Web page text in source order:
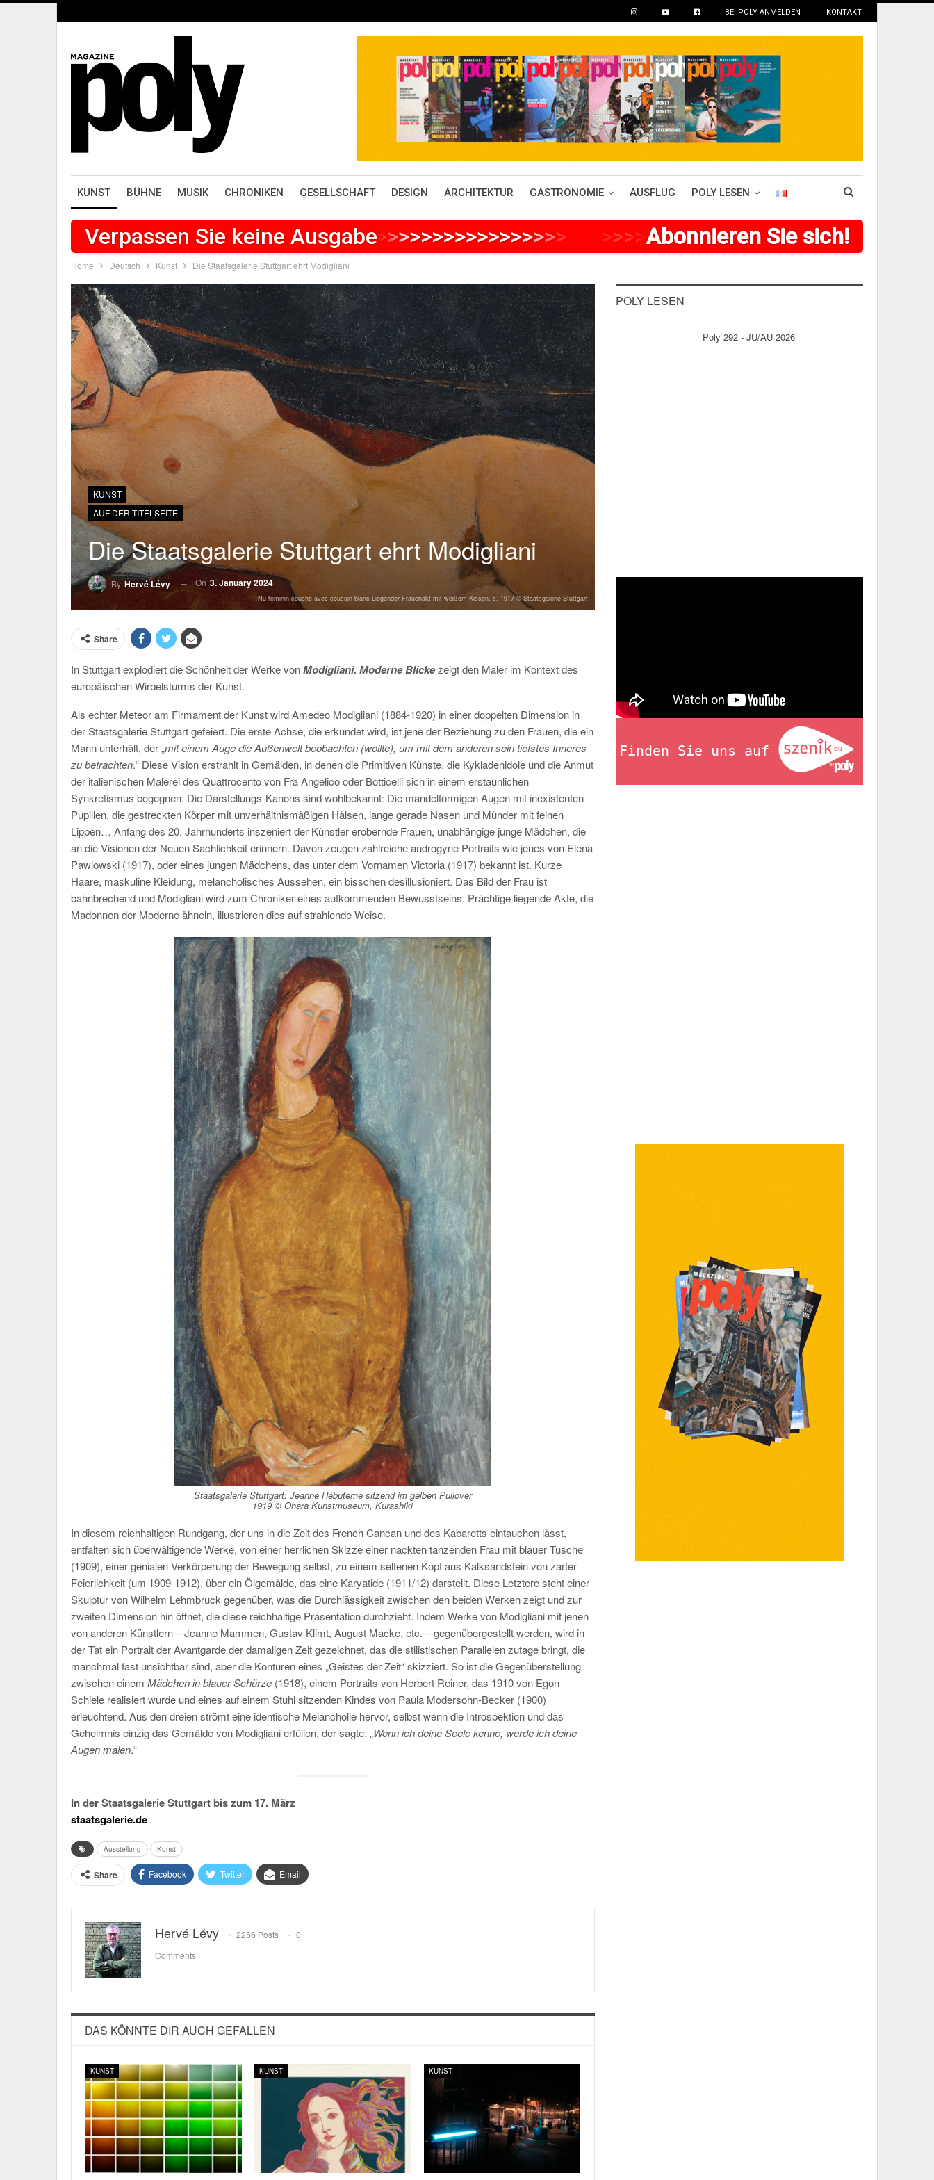
BEI POLY ANMELDEN KONTAKT
KUNST BÜHNE MUSIK CHRONIKEN GESELLSCHAFT DESIGN ARCHITEKTUR GASTRONOMIE AUSFLUG POLY LESEN
Verpassen Sie keine Ausgabe>>>>>>>>>>>>>>>>> >>>> >>>>>> >
Abonnieren Sie sich!
Home Deutsch Kunst Die Staatsgalerie Stuttgart ehrt Modigliani
KUNST
AUF DER TITELSEITE
Die Staatsgalerie Stuttgart ehrt Modigliani
ByHervé Lévy On 3. January 2024
Nu feminin couché avec coussin blanc Liegender Frauenakt mit weißem Kissen, c. 1917 © Staatsgalerie Stuttgart
Share
In Stuttgart explodiert die Schönheit der Werke vonModigliani. Moderne Blickezeigt den Maler im Kontext des
europäischen Wirbelsturms der Kunst.
Als echter Meteor am Firmament der Kunst wird Amedeo Modigliani (1884-1920) in einer doppelten Dimension in
der Staatsgalerie Stuttgart gefeiert. Die erste Achse, die erkundet wird, ist jene der Beziehung zu den Frauen, die ein
Mann unterhält, der „mit einem Auge die Außenwelt beobachten (wollte), um mit dem anderen sein tiefstes Inneres
zu betrachten.“ Diese Vision erstrahlt in Gemälden, in denen die Primitiven Künste, die Kykladenidole und die Anmut
der italienischen Malerei des Quattrocento von Fra Angelico oder Botticelli sich in einem erstaunlichen
Synkretismus begegnen. Die Darstellungs-Kanons sind wohlbekannt: Die mandelförmigen Augen mit inexistenten
Pupillen, die gestreckten Körper mit unverhältnismäßigen Hälsen, lange gerade Nasen und Münder mit feinen
Lippen… Anfang des 20. Jahrhunderts inszeniert der Künstler erobernde Frauen, unabhängige junge Mädchen, die
an die Visionen der Neuen Sachlichkeit erinnern. Davon zeugen zahlreiche androgyne Portraits wie jenes von Elena
Pawlowski (1917), oder eines jungen Mädchens, das unter dem Vornamen Victoria (1917) bekannt ist. Kurze
Haare, maskuline Kleidung, melancholisches Aussehen, ein bisschen desillusioniert. Das Bild der Frau ist
bahnbrechend und Modigliani wird zum Chroniker eines aufkommenden Bewusstseins. Prächtige liegende Akte, die
Madonnen der Moderne ähneln, illustrieren dies auf strahlende Weise.
Staatsgalerie Stuttgart: Jeanne Hébuterne sitzend im gelben Pullover
1919 © Ohara Kunstmuseum, Kurashiki
In diesem reichhaltigen Rundgang, der uns in die Zeit des French Cancan und des Kabaretts eintauchen lässt,
entfalten sich überwältigende Werke, von einer herrlichen Skizze einer nackten tanzenden Frau mit blauer Tusche
(1909), einer genialen Verkörperung der Bewegung selbst, zu einem seltenen Kopf aus Kalksandstein von zarter
Feierlichkeit (um 1909-1912), über ein Ölgemälde, das eine Karyatide (1911/12) darstellt. Diese Letztere steht einer
Skulptur von Wilhelm Lehmbruck gegenüber, was die Durchlässigkeit zwischen den beiden Werken zeigt und zur
zweiten Dimension hin öffnet, die diese reichhaltige Präsentation durchzieht. Indem Werke von Modigliani mit jenen
von anderen Künstlern – Jeanne Mammen, Gustav Klimt, August Macke, etc. – gegenübergestellt werden, wird in
der Tat ein Portrait der Avantgarde der damaligen Zeit gezeichnet, das die stilistischen Parallelen zutage bringt, die
manchmal fast unsichtbar sind, aber die Konturen eines „Geistes der Zeit“ skizziert. So ist die Gegenüberstellung
zwischen einem Mädchen in blauer Schürze (1918), einem Portraits von Herbert Reiner, das 1910 von Egon
Schiele realisiert wurde und eines auf einem Stuhl sitzenden Kindes von Paula Modersohn-Becker (1900)
erleuchtend. Aus den dreien strömt eine identische Melancholie hervor, selbst wenn die Introspektion und das
Geheimnis einzig das Gemälde von Modigliani erfüllen, der sagte: „Wenn ich deine Seele kenne, werde ich deine
Augen malen.“
In der Staatsgalerie Stuttgart bis zum 17. März
staatsgalerie.de
Ausstellung Kunst
Share Facebook Twitter Email
Hervé Lévy 2256 Posts
0
Comments
DAS KÖNNTE DIR AUCH GEFALLEN
KUNST KUNST KUNST
POLY LESEN
Poly 292 - JU/AU 2026
Finden Sie uns auf